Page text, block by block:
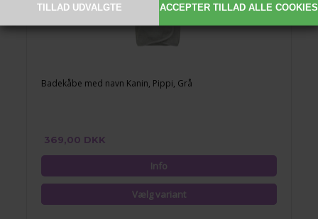
Badekåbe med navn Kanin, Pippi, Grå
369,00 DKK